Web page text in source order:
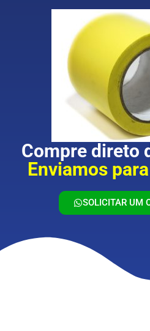
Compre direto
Enviamos
SOLICITAR UM